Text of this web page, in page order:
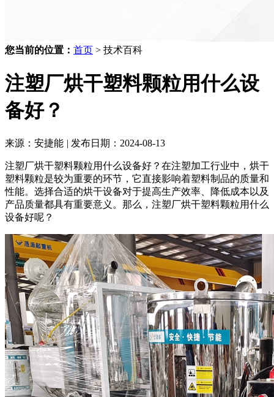
您当前的位置： 首页 > 技术百科
注塑厂烘干塑料颗粒用什么设
备好？
来源：安捷能 | 发布日期：2024-08-13
注塑厂烘干塑料颗粒用什么设备好？在注塑加工行业中，烘干
塑料颗粒是较为重要的环节，它直接影响着塑料制品的质量和
性能。选择合适的烘干设备对于提高生产效率、降低成本以及
产品质量都具有重要意义。那么，注塑厂烘干塑料颗粒用什么
设备好呢？